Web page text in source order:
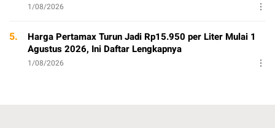
1/08/2026
5.
Harga Pertamax Turun Jadi Rp15.950 per Liter Mulai 1
Agustus 2026, Ini Daftar Lengkapnya
1/08/2026